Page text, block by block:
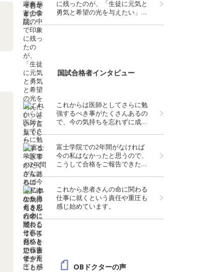
に残ったのが、「生徒に元気と
勇気と希望の光を与えたい」と
国試合格者インタビュー
これからは医師としてさらに勉
強するべき事がたくさんあるの
で、今の気持ちを忘れずに成長
富士学院での2年間がなければ
今の私はなかったと思うので、
こうして合格をご報告できたこ
これから患者さんの命に関わる
仕事に就くという責任や重圧も
感じ始めています。
OBドクターの声